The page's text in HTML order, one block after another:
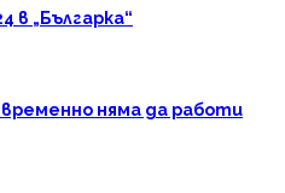
в „Българка“
няма да работи